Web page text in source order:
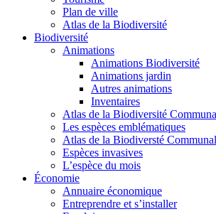
Plan de ville
Atlas de la Biodiversité
Biodiversité
Animations
Animations Biodiversité
Animations jardin
Autres animations
Inventaires
Atlas de la Biodiversité
Les espèces emblématiques
Atlas de la Biodiversté
Espèces invasives
L’espèce du mois
Économie
Annuaire économique
Entreprendre et s’installer